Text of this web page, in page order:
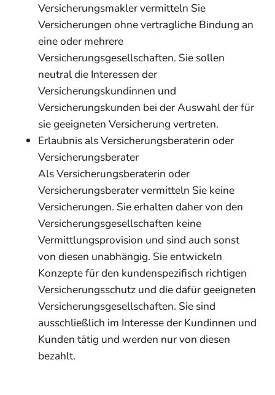
Versicherungsmakler vermitteln Sie
Versicherungen ohne vertragliche Bindung an
eine oder mehrere
Versicherungsgesellschaften. Sie sollen
neutral die Interessen der
Versicherungskundinnen und
Versicherungskunden bei der Auswahl der für
sie geeigneten Versicherung vertreten.
Erlaubnis als Versicherungsberaterin oder
Versicherungsberater
Als Versicherungsberaterin oder
Versicherungsberater vermitteln Sie keine
Versicherungen. Sie erhalten daher von den
Versicherungsgesellschaften keine
Vermittlungsprovision und sind auch sonst
von diesen unabhängig. Sie entwickeln
Konzepte für den kundenspezifisch richtigen
Versicherungsschutz und die dafür geeigneten
Versicherungsgesellschaften. Sie sind
ausschließlich im Interesse der Kundinnen und
Kunden tätig und werden nur von diesen
bezahlt.